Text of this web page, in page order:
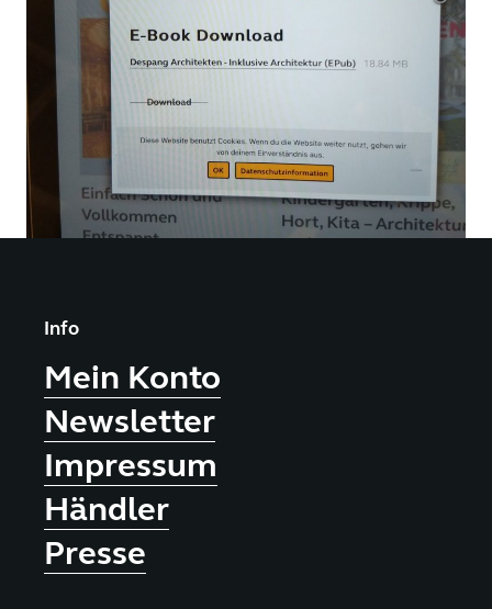
Info
Mein Konto
Newsletter
Impressum
Händler
Presse